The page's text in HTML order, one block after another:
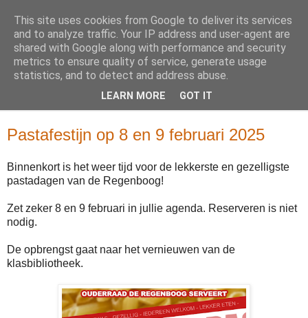
Pastafestijn op 8 en 9 februari 2025
Binnenkort is het weer tijd voor de lekkerste en gezelligste
pastadagen van de Regenboog!
Zet zeker 8 en 9 februari in jullie agenda. Reserveren is niet
nodig.
De opbrengst gaat naar het vernieuwen van de
klasbibliotheek.
This site uses cookies from Google to deliver its services
and to analyze traffic. Your IP address and user-agent are
shared with Google along with performance and security
metrics to ensure quality of service, generate usage
statistics, and to detect and address abuse.
LEARN MORE GOT IT